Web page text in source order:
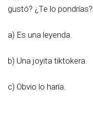
gustó? ¿Te lo
a) Es una leyenda.
b) Una joyita tiktokera.
c) Obvio lo haría.